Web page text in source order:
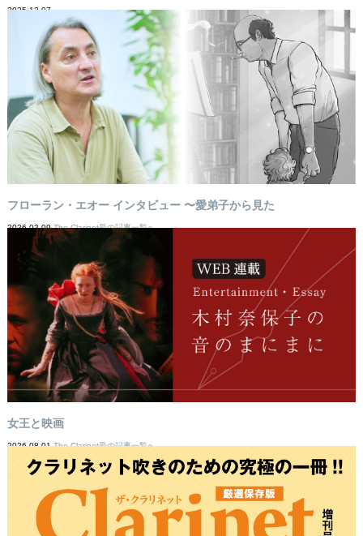
2025-12-07
フローラン・エオー インタビュー 〜愛弟子から見た
2026-02-09The Clarinet号の記事一覧へ
女王と映画
2026-08-01The Clarinet号の記事一覧へ